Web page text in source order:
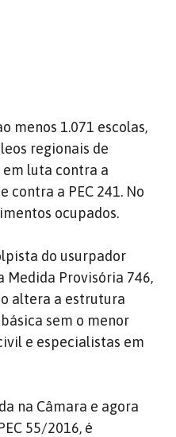
menos 1.071 escolas,
regionais de
em luta contra a
contra a PEC 241. No
ocupados.
do usurpador
Medida Provisória 746,
altera a estrutura
sem o menor
e especialistas em
na Câmara e agora
55/2016, é